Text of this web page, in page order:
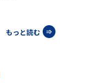
もっと読む